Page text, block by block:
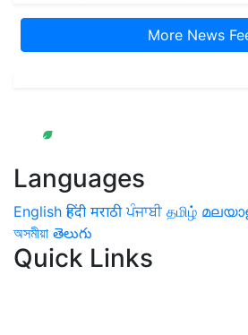
More News
Languages
English हिंदी मराठी ਪੰਜਾਬੀ தமிழ்
অসমীয়া తెలుగు
Quick Links